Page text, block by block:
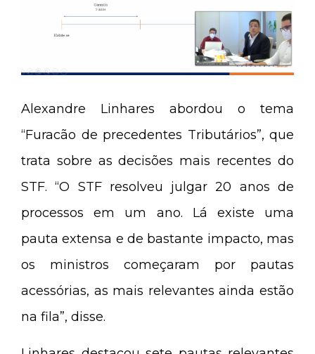
Alexandre Linhares abordou o tema
“Furacão de precedentes Tributários”, que
trata sobre as decisões mais recentes do
STF. “O STF resolveu julgar 20 anos de
processos em um ano. Lá existe uma
pauta extensa e de bastante impacto, mas
os ministros começaram por pautas
acessórias, as mais relevantes ainda estão
na fila”, disse.